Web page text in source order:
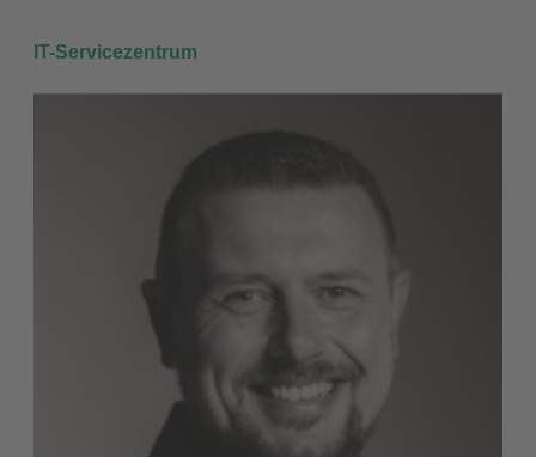
IT-Servicezentrum